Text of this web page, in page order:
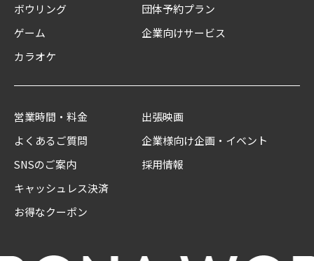
ボウリング
ゲーム
カラオケ
団体予約プラン
企業向けサービス
営業時間・料金
よくあるご質問
SNSのご案内
キャッシュレス決済
お得なクーポン
出張映画
企業様向け企画・イベント
採用情報